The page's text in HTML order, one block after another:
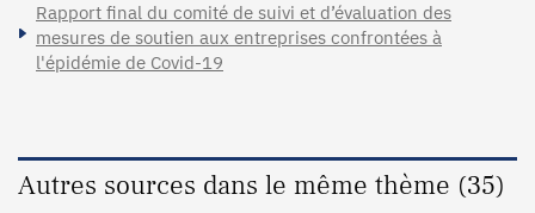
Rapport final du comité de suivi et d’évaluation des
mesures de soutien aux entreprises confrontées à
l'épidémie de Covid-19
Autres sources dans le même thème (35)